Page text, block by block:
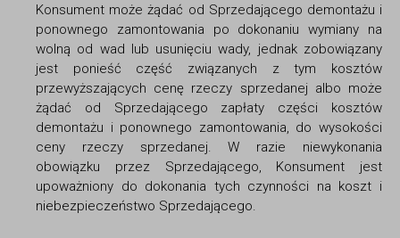
Konsument może żądać od Sprzedającego demontażu i
ponownego zamontowania po dokonaniu wymiany na
wolną od wad lub usunięciu wady, jednak zobowiązany
jest ponieść część związanych z tym kosztów
przewyższających cenę rzeczy sprzedanej albo może
żądać od Sprzedającego zapłaty części kosztów
demontażu i ponownego zamontowania, do wysokości
ceny rzeczy sprzedanej. W razie niewykonania
obowiązku przez Sprzedającego, Konsument jest
upoważniony do dokonania tych czynności na koszt i
niebezpieczeństwo Sprzedającego.